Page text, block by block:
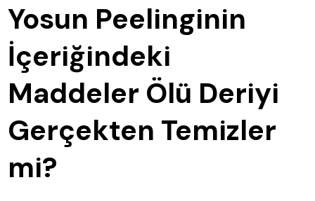
Yosun Peelinginin
İçeriğindeki
Maddeler Ölü Deriyi
Gerçekten Temizler
mi?